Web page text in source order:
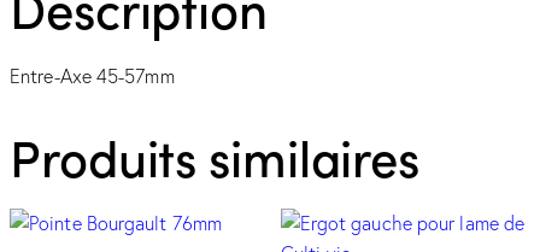
Entre-Axe 45-57mm
Produits similaires